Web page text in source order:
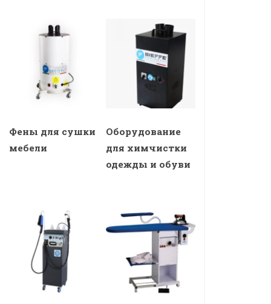
Фены для сушки
мебели
Оборудование
для химчистки
одежды и обуви